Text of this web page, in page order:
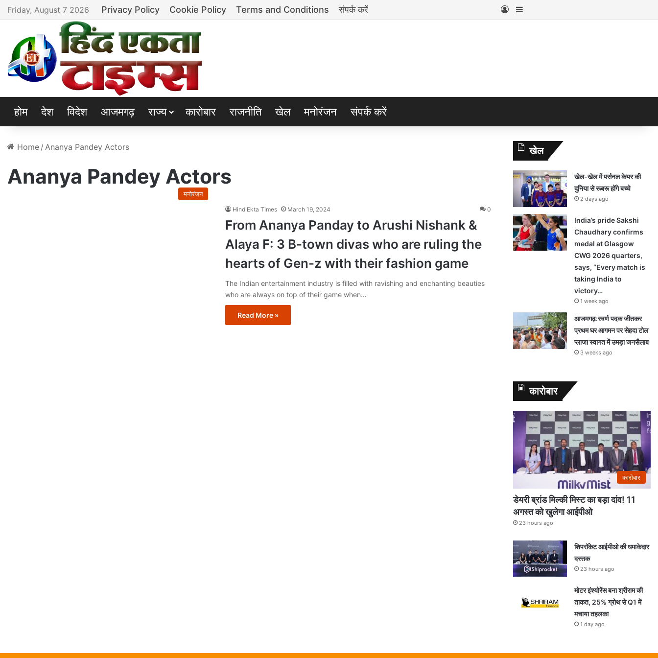
Friday, August 7 2026 Privacy Policy Cookie Policy Terms and Conditions संपर्क करें Log InSidebar
होम देश विदेश आजमगढ़ राज्य कारोबार राजनीति खेल मनोरंजन संपर्क करें
Home / Ananya Pandey Actors
Ananya Pandey Actors
मनोरंजन
Hind Ekta Times March 19, 2024 0
From Ananya Panday to Arushi Nishank &
Alaya F: 3 B-town divas who are ruling the
hearts of Gen-z with their fashion game
The Indian entertainment industry is filled with ravishing and enchanting beauties
who are always on top of their game when…
Read More »
खेल
खेल-खेल में पर्सनल केयर की
दुनिया से रूबरू होंगे बच्चे
2 days ago
India’s pride Sakshi
Chaudhary confirms
medal at Glasgow
CWG 2026 quarters,
says, “Every match is
taking India to
victory…
1 week ago
आजमगढ़:स्वर्ण पदक जीतकर
प्रथम घर आगमन पर सेहदा टोल
प्लाजा स्वागत में उमड़ा जनसैलाब
3 weeks ago
कारोबार
कारोबार
डेयरी ब्रांड मिल्की मिस्ट का बड़ा दांव! 11
अगस्त को खुलेगा आईपीओ
23 hours ago
शिपरॉकेट आईपीओ की धमाकेदार
दस्तक
23 hours ago
मोटर इंश्योरेंस बना श्रीराम की
ताकत, 25% ग्रोथ से Q1 में
मचाया तहलका
1 day ago